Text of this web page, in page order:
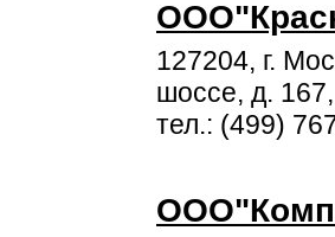
127204, г.
шоссе, д.
тел.: (499)